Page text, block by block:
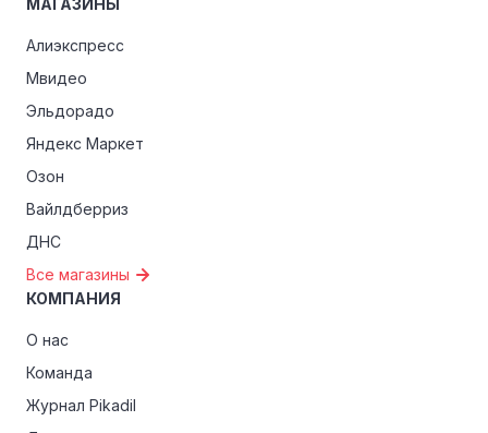
Алиэкспресс
Мвидео
Эльдорадо
Яндекс Маркет
Озон
Вайлдберриз
ДНС
Все магазины
КОМПАНИЯ
О нас
Команда
Журнал Pikadil